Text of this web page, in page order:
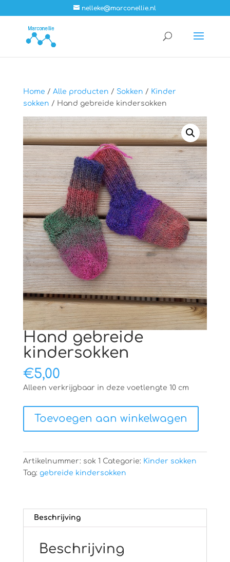
nelleke@marconellie.nl
Home / Alle producten / Sokken / Kinder
sokken / Hand gebreide kindersokken
Hand gebreide
kindersokken
€5,00
Alleen verkrijgbaar in deze voetlengte 10 cm
gebreide
Toevoegen aan winkelwagen
Artikelnummer: sok 1 Categorie: Kinder sokken
Tag: gebreide kindersokken
Beschrijving
Beschrijving